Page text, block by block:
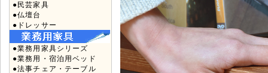
●民芸家具
●仏壇台
●ドレッサー
●業務用家具シリーズ
●業務用・宿泊用ベッド
●法事チェア・テーブル